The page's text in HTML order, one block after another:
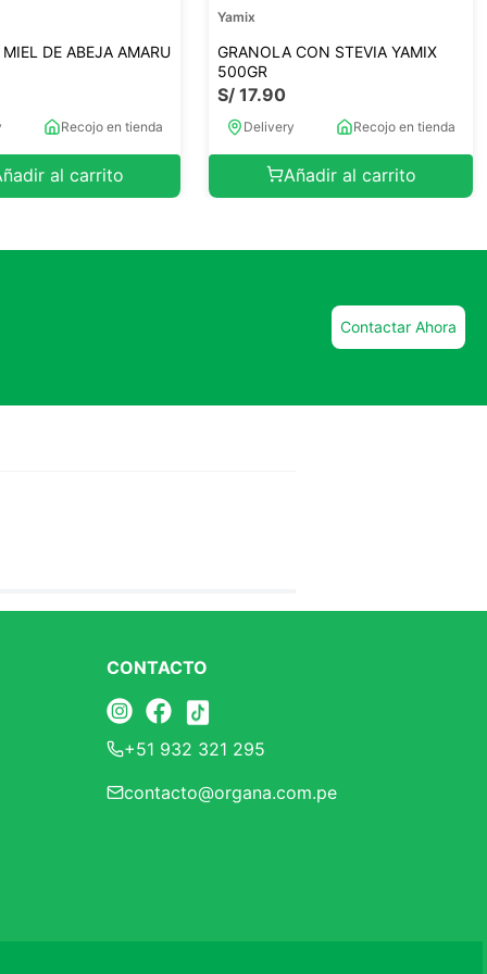
DE ABEJA AMARU
Recojo en tienda
al carrito
Yamix
GRANOLA CON STEVIA YAMIX
500GR
S/ 17.90
Delivery Recojo en tienda
Añadir al carrito
Contactar Ahora
CONTACTO
+51 932 321 295
contacto@organa.com.pe